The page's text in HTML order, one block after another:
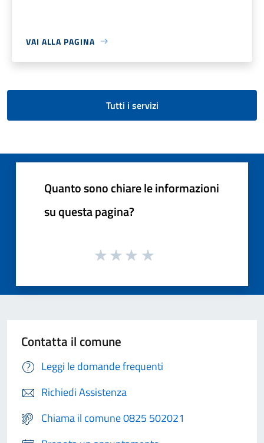
VAI ALLA PAGINA
Tutti i servizi
Quanto sono chiare le informazioni
su questa pagina?
Contatta il comune
Leggi le domande frequenti
Richiedi Assistenza
Chiama il comune 0825 502021